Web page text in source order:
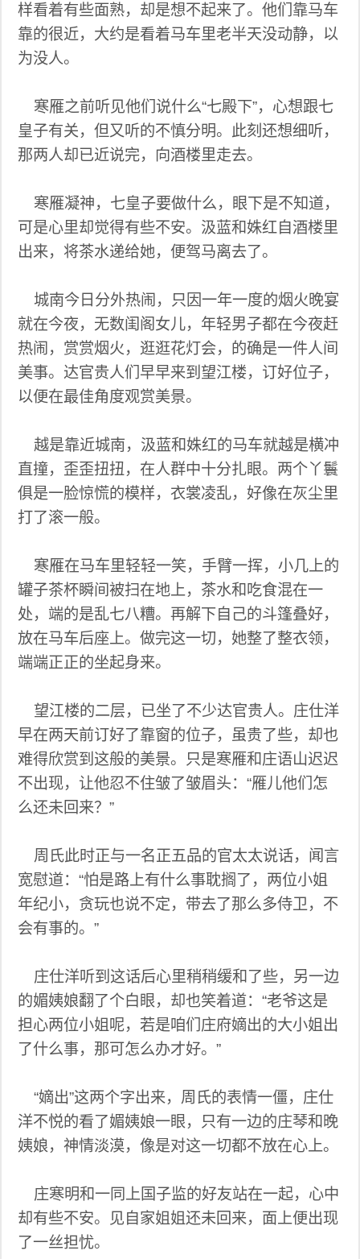
样看着有些面熟，却是想不起来了。他们靠马车
靠的很近，大约是看着马车里老半天没动静，以
为没人。
寒雁之前听见他们说什么“七殿下”，心想跟七
皇子有关，但又听的不慎分明。此刻还想细听，
那两人却已近说完，向酒楼里走去。
寒雁凝神，七皇子要做什么，眼下是不知道，
可是心里却觉得有些不安。汲蓝和姝红自酒楼里
出来，将茶水递给她，便驾马离去了。
城南今日分外热闹，只因一年一度的烟火晚宴
就在今夜，无数闺阁女儿，年轻男子都在今夜赶
热闹，赏赏烟火，逛逛花灯会，的确是一件人间
美事。达官贵人们早早来到望江楼，订好位子，
以便在最佳角度观赏美景。
越是靠近城南，汲蓝和姝红的马车就越是横冲
直撞，歪歪扭扭，在人群中十分扎眼。两个丫鬟
俱是一脸惊慌的模样，衣裳凌乱，好像在灰尘里
打了滚一般。
寒雁在马车里轻轻一笑，手臂一挥，小几上的
罐子茶杯瞬间被扫在地上，茶水和吃食混在一
处，端的是乱七八糟。再解下自己的斗篷叠好，
放在马车后座上。做完这一切，她整了整衣领，
端端正正的坐起身来。
望江楼的二层，已坐了不少达官贵人。庄仕洋
早在两天前订好了靠窗的位子，虽贵了些，却也
难得欣赏到这般的美景。只是寒雁和庄语山迟迟
不出现，让他忍不住皱了皱眉头：“雁儿他们怎
么还未回来？”
周氏此时正与一名正五品的官太太说话，闻言
宽慰道：“怕是路上有什么事耽搁了，两位小姐
年纪小，贪玩也说不定，带去了那么多侍卫，不
会有事的。”
庄仕洋听到这话后心里稍稍缓和了些，另一边
的媚姨娘翻了个白眼，却也笑着道：“老爷这是
担心两位小姐呢，若是咱们庄府嫡出的大小姐出
了什么事，那可怎么办才好。”
“嫡出”这两个字出来，周氏的表情一僵，庄仕
洋不悦的看了媚姨娘一眼，只有一边的庄琴和晚
姨娘，神情淡漠，像是对这一切都不放在心上。
庄寒明和一同上国子监的好友站在一起，心中
却有些不安。见自家姐姐还未回来，面上便出现
了一丝担忧。